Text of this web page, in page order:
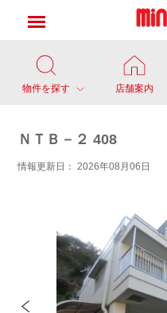
物件を探す 店舗案内
ＮＴＢ－２ 408
情報更新日： 2026年08月06日